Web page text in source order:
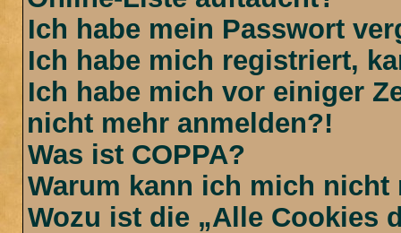
Ich habe mein Passwort
Ich habe mich registriert,
Ich habe mich vor einiger
nicht mehr anmelden?!
Was ist COPPA?
Warum kann ich mich nicht
Wozu ist die „Alle Cookies